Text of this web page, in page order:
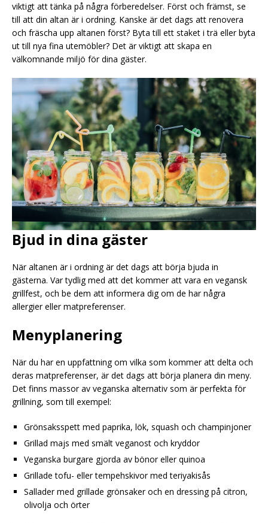
viktigt att tänka på några förberedelser. Först och främst, se
till att din altan är i ordning. Kanske är det dags att renovera
och fräscha upp altanen först? Byta till ett staket i trä eller byta
ut till nya fina utemöbler? Det är viktigt att skapa en
välkomnande miljö för dina gäster.
Bjud in dina gäster
När altanen är i ordning är det dags att börja bjuda in
gästerna. Var tydlig med att det kommer att vara en vegansk
grillfest, och be dem att informera dig om de har några
allergier eller matpreferenser.
Menyplanering
När du har en uppfattning om vilka som kommer att delta och
deras matpreferenser, är det dags att börja planera din meny.
Det finns massor av veganska alternativ som är perfekta för
grillning, som till exempel:
Grönsaksspett med paprika, lök, squash och champinjoner
Grillad majs med smält veganost och kryddor
Veganska burgare gjorda av bönor eller quinoa
Grillade tofu- eller tempehskivor med teriyakisås
Sallader med grillade grönsaker och en dressing på citron,
olivolja och örter